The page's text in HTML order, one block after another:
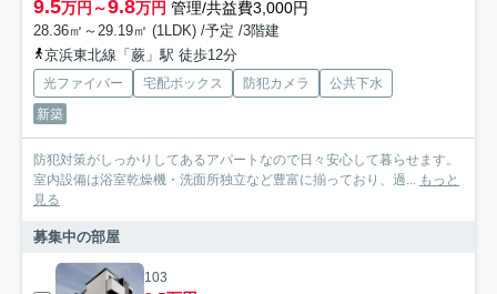
9.5万円～9.8万円 管理/共益費3,000円
28.36㎡～29.19㎡ (1LDK) /予定 /3階建
京浜東北線「蕨」駅 徒歩12分
光ファイバー 宅配ボックス 防犯カメラ
公共下水
新築
防犯対策がしっかりしてあるアパートなので日々安心して暮らせます。
室内設備は浴室乾燥機・洗面所独立など豊富に揃っており、過... もっと
見る
募集中の部屋
103